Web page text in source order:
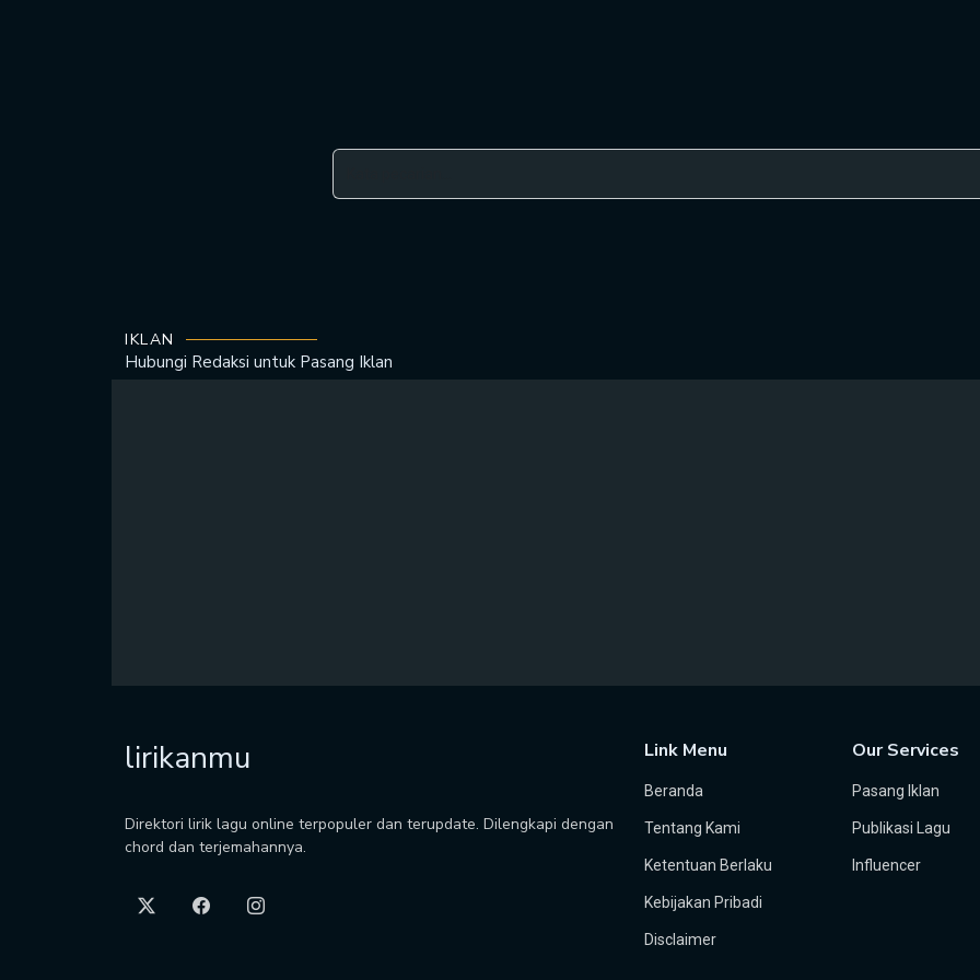
IKLAN
Hubungi Redaksi untuk Pasang Iklan
lirikanmu
Direktori lirik lagu online terpopuler dan terupdate. Dilengkapi dengan
chord dan terjemahannya.
Link Menu
Beranda
Tentang Kami
Ketentuan Berlaku
Kebijakan Pribadi
Disclaimer
Our Services
Pasang Iklan
Publikasi Lagu
Influencer